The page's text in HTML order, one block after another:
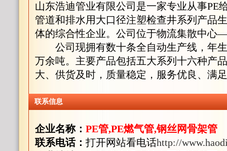
山东浩迪管业有限公司是一家专业从事PE
管道和排水用大口径注塑检查井系列产品
体的综合性企业。公司位于物流集散
公司现拥有数十条全自动生产线，年生
万余吨。主要产品包括五大系列十六种产
大、供货及时，质量稳定，服务优良、满
联系信息
企业名称： PE管,PE燃气管,钢丝网骨架管
联系电话： 打开网站看电话http://